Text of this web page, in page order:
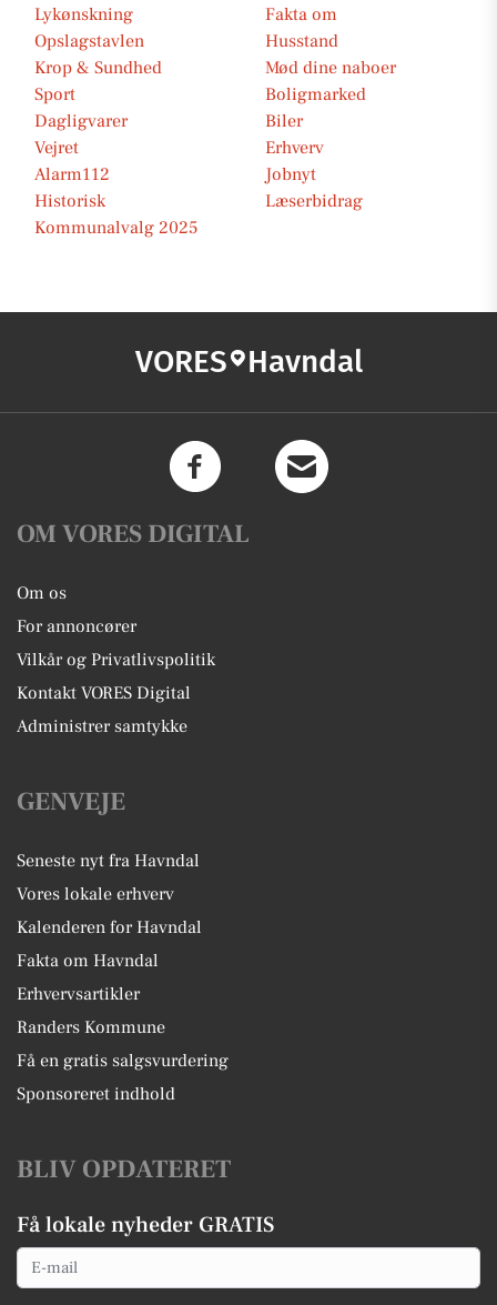
Lykønskning
Fakta om
Opslagstavlen
Husstand
Krop & Sundhed
Mød dine naboer
Sport
Boligmarked
Dagligvarer
Biler
Vejret
Erhverv
Alarm112
Jobnyt
Historisk
Læserbidrag
Kommunalvalg 2025
VORES Havndal
OM VORES DIGITAL
Om os
For annoncører
Vilkår og Privatlivspolitik
Kontakt VORES Digital
Administrer samtykke
GENVEJE
Seneste nyt fra Havndal
Vores lokale erhverv
Kalenderen for Havndal
Fakta om Havndal
Erhvervsartikler
Randers Kommune
Få en gratis salgsvurdering
Sponsoreret indhold
BLIV OPDATERET
Få lokale nyheder GRATIS
Email